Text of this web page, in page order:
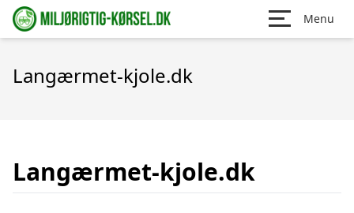
Menu
Langærmet-kjole.dk
Langærmet-kjole.dk